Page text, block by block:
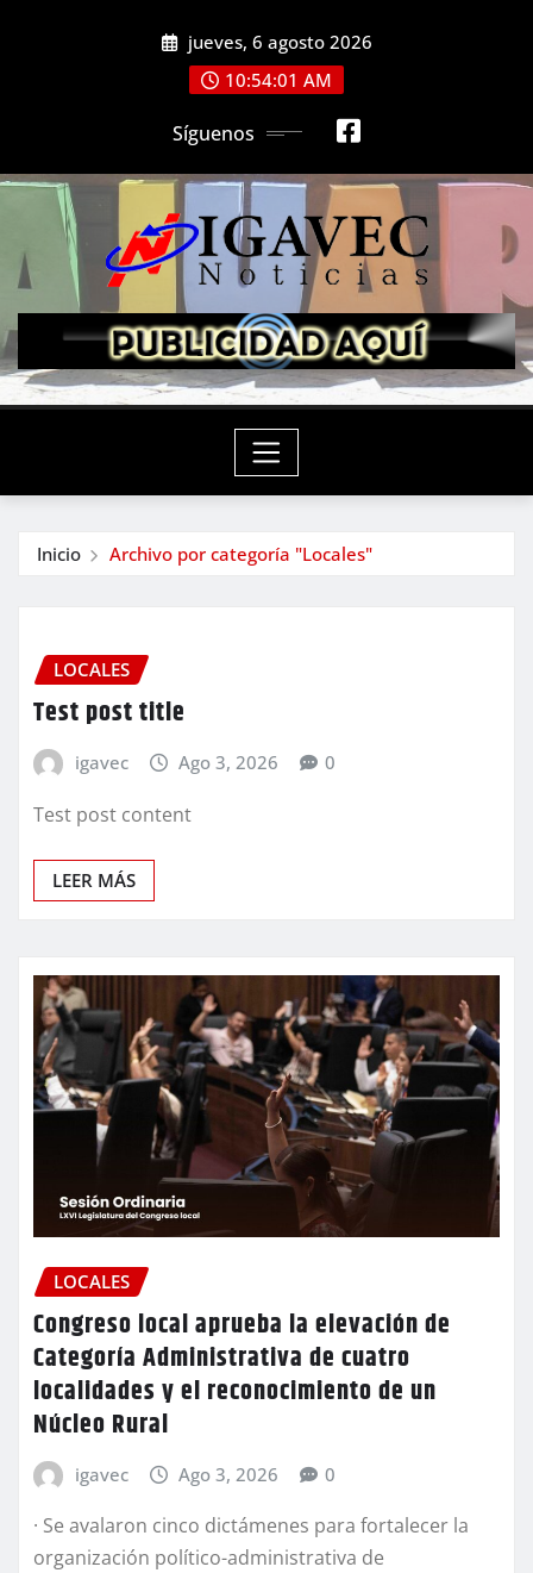
jueves, 6 agosto 2026
10:54:03 AM
Síguenos
Inicio Archivo por categoría "Locales"
LOCALES
Test post title
igavec Ago 3, 2026 0
Test post content
LEER MÁS
LOCALES
Congreso local aprueba la elevación de
Categoría Administrativa de cuatro
localidades y el reconocimiento de un
Núcleo Rural
igavec Ago 3, 2026 0
· Se avalaron cinco dictámenes para fortalecer la
organización político-administrativa de